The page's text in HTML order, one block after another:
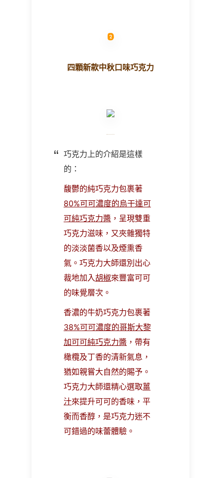
四顆新款中秋口味巧克力
巧克力上的介紹是這樣
的：
馥鬱的純巧克力包裹著
80%可可濃度的烏干達可
可純巧克力醬 ，呈現雙重
巧克力滋味，又夾雜獨特
的淡淡菌香以及煙熏香
氣。巧克力大師還別出心
裁地加入胡椒來豐富可可
的味覺層次。
香濃的牛奶巧克力包裹著
38%可可濃度的哥斯大黎
加可可純巧克力醬 ，帶有
橄欖及丁香的清新氣息，
猶如親嘗大自然的賜予。
巧克力大師還精心選取薑
汁來提升可可的香味，平
衡而香醇，是巧克力迷不
可錯過的味蕾體驗。